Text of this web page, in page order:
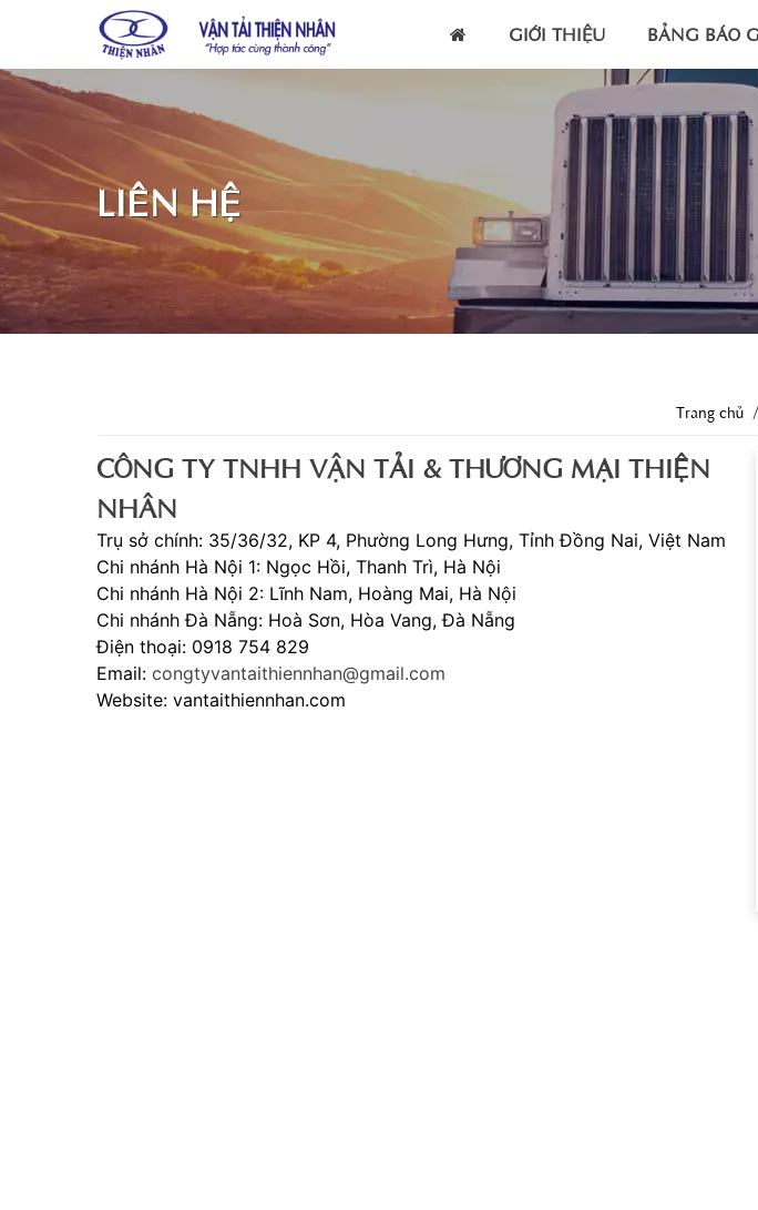
GIỚI THIỆU BẢNG BÁO
LIÊN HỆ
Trang chủ
CÔNG TY TNHH VẬN TẢI & THƯƠNG MẠI THIỆN
NHÂN
Trụ sở chính: 35/36/32, KP 4, Phường Long Hưng, Tỉnh Đồng Nai, Việt Nam
Chi nhánh Hà Nội 1: Ngọc Hồi, Thanh Trì, Hà Nội
Chi nhánh Hà Nội 2: Lĩnh Nam, Hoàng Mai, Hà Nội
Chi nhánh Đà Nẵng: Hoà Sơn, Hòa Vang, Đà Nẵng
Điện thoại: 0918 754 829
Email: congtyvantaithiennhan@gmail.com
Website: vantaithiennhan.com